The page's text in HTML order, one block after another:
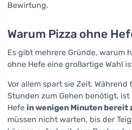
Bewirtung.
Warum Pizza ohne
Es gibt mehrere Gründe, warum
ohne Hefe eine großartige Wahl
Vor allem spart sie Zeit.
Stunden zum Gehen benötigt, ist
Hefe in wenigen Minuten bereit
müssen nicht warten, bis der